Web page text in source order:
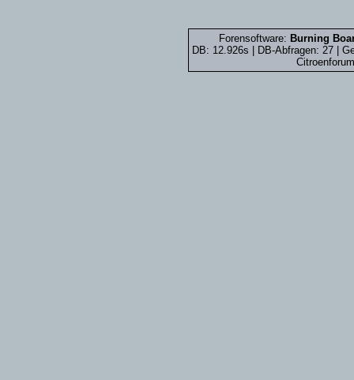
Forensoftware: Burning
DB: 12.926s | DB-Abfragen: 27 |